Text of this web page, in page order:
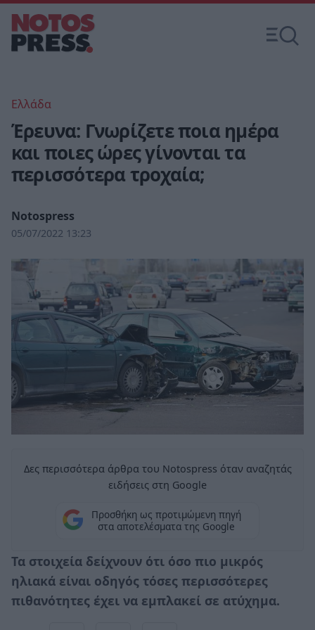
Ελλάδα
Έρευνα: Γνωρίζετε ποια ημέρα
και ποιες ώρες γίνονται τα
περισσότερα τροχαία;
Notospress
05/07/2022 13:23
Δες περισσότερα άρθρα του Notospress όταν αναζητάς
ειδήσεις στη Google
Προσθήκη ως προτιμώμενη πηγή
στα αποτελέσματα της Google
Τα στοιχεία δείχνουν ότι όσο πιο μικρός
ηλιακά είναι οδηγός τόσες περισσότερες
πιθανότητες έχει να εμπλακεί σε ατύχημα.